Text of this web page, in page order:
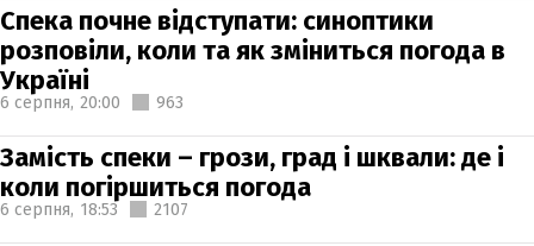
Спека почне відступати: синоптики
розповіли, коли та як зміниться погода в
Україні
6 серпня, 20:00 963
Замість спеки – грози, град і шквали: де і
коли погіршиться погода
6 серпня, 18:53 2107